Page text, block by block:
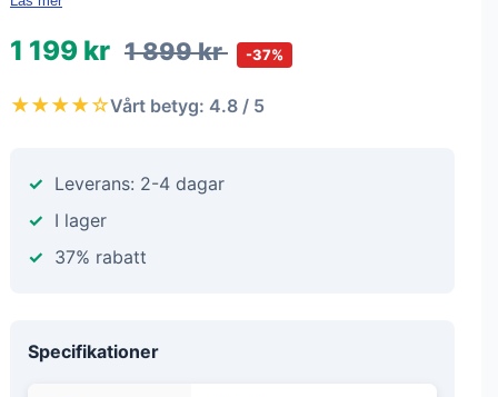
1 199 kr 1 899 kr -37%
★★★★☆Vårt betyg: 4.8 / 5
Leverans: 2-4 dagar
I lager
37% rabatt
Specifikationer